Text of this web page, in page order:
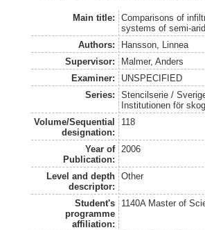
Main title:
Comparisons of
systems of semi-
Authors:
Hansson, Linnea
Supervisor:
Malmer, Anders
Examiner:
UNSPECIFIED
Series:
Stencilserie /
Institutionen för
Volume/Sequential
designation:
118
Year of
Publication:
2006
Level and depth
descriptor:
Other
Student's
programme
affiliation:
1140A Master of